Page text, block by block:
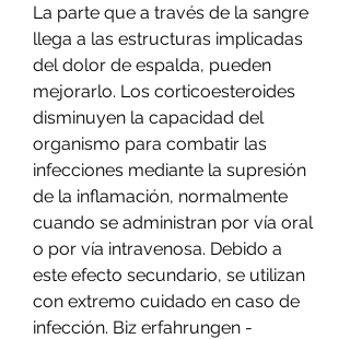
La parte que a través de la sangre
llega a las estructuras implicadas
del dolor de espalda, pueden
mejorarlo. Los corticoesteroides
disminuyen la capacidad del
organismo para combatir las
infecciones mediante la supresión
de la inflamación, normalmente
cuando se administran por vía oral
o por vía intravenosa. Debido a
este efecto secundario, se utilizan
con extremo cuidado en caso de
infección. Biz erfahrungen -